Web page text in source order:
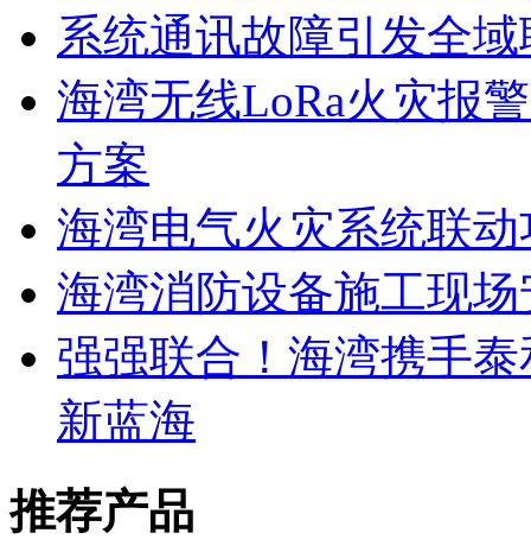
系统通讯故障引发全
海湾无线LoRa火灾报
方案
海湾电气火灾系统联
海湾消防设备施工现
强强联合！海湾携手
新蓝海
推荐产品